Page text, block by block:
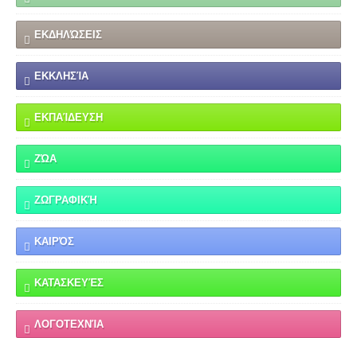
ΕΚΔΗΛΏΣΕΙΣ
ΕΚΚΛΗΣΊΑ
ΕΚΠΑΊΔΕΥΣΗ
ΖΏΑ
ΖΩΓΡΑΦΙΚΉ
ΚΑΙΡΌΣ
ΚΑΤΑΣΚΕΥΈΣ
ΛΟΓΟΤΕΧΝΊΑ